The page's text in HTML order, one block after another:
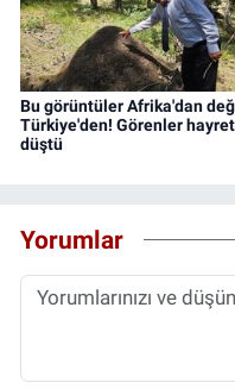
Bu görüntüler Afrika'dan
Türkiye'den! Görenler
düştü
Yorumlar